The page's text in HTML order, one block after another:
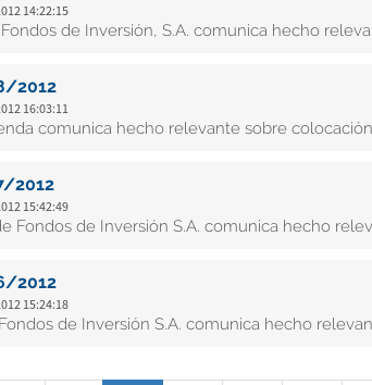
14:22:15
de Inversión, S.A. comunica hecho
2012
16:03:11
comunica hecho relevante sobre
2012
15:42:49
Fondos de Inversión S.A. comunica hecho
2012
15:24:18
de Inversión S.A. comunica hecho